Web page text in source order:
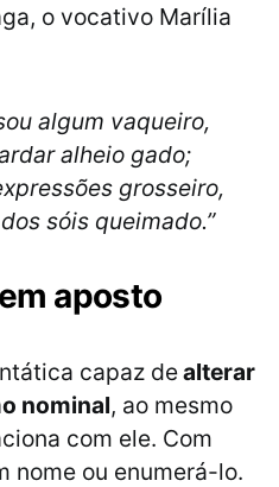
o vocativo Marília
algum vaqueiro,
alheio gado;
grosseiro,
sóis queimado.”
aposto
capaz dealterar
nominal, ao mesmo
com ele. Com
nome ou enumerá-lo.